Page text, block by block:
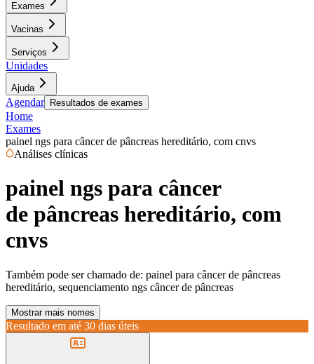
Exames
Vacinas
Serviços
Unidades
Ajuda
Agendar Resultados de exames
Home
Exames
painel ngs para câncer de pâncreas hereditário, com cnvs
Análises clínicas
painel ngs para câncer
de pâncreas hereditário, com
cnvs
Também pode ser chamado de: painel para câncer de pâncreas
hereditário, sequenciamento ngs câncer de pâncreas
Mostrar mais nomes
Resultado em até 30 dias úteis